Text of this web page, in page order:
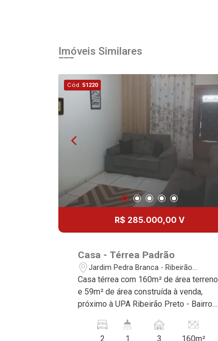
Imóveis Similares
Cód. 51220
R$ 285.000,00 V
Casa - Térrea Padrão
Jardim Pedra Branca - Ribeirão
Preto/SP
Casa térrea com 160m² de área terreno
e 59m² de área construída à venda,
próximo à UPA Ribeirão Preto - Bairro
Conheça as características deste
2
1
3
160m²